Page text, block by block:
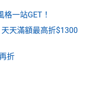
天滿額最高折$1300
折